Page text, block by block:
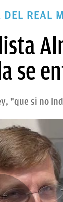
DEL REAL
se
"que si no